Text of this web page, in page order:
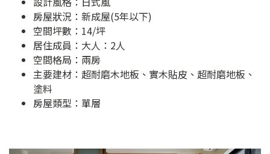
房屋狀況：新成屋(5年以下)
空間坪數：14/坪
居住成員：大人：2人
空間格局：兩房
主要建材：超耐磨木地板、實木貼皮、超耐磨地板、
塗料
房屋類型：單層